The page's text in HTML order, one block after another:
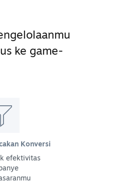
ke game-
Konversi
efektivitas